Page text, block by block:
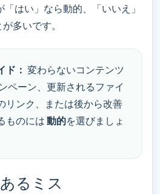
はい」なら動的、「いいえ」
多いです。
ド： 変わらないコンテンツ
ペーン、更新されるファイ
リンク、または後から改善
ものには動的を選びましょ
るミス